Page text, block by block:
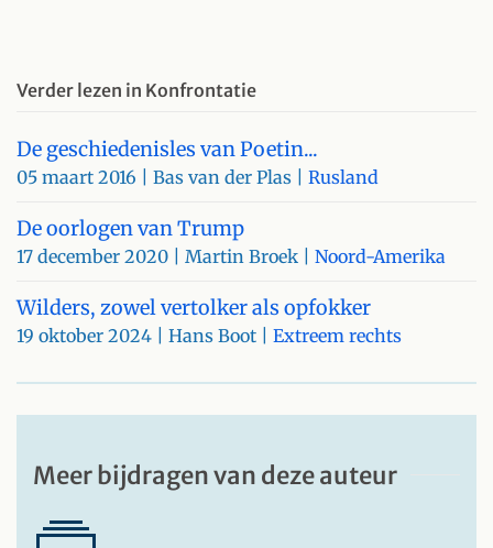
Verder lezen in Konfrontatie
De geschiedenisles van Poetin...
05 maart 2016 | Bas van der Plas | Rusland
De oorlogen van Trump
17 december 2020 | Martin Broek | Noord-Amerika
Wilders, zowel vertolker als opfokker
19 oktober 2024 | Hans Boot | Extreem rechts
Meer bijdragen van deze auteur